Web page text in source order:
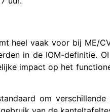
heel vaak voor bij ME/
in de IOM-definitie.
impact op het
om